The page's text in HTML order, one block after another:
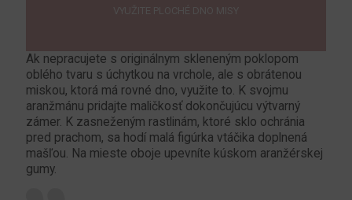
Ak nepracujete s originálnym skleneným poklopom
oblého tvaru s úchytkou na vrchole, ale s obrátenou
miskou, ktorá má rovné dno, využite to. K svojmu
aranžmánu pridajte maličkosť dokončujúcu výtvarný
zámer. K zasneženým rastlinám, ktoré sklo ochránia
pred prachom, sa hodí malá figúrka vtáčika doplnená
mašľou. Na mieste oboje upevníte kúskom aranžérskej
gumy.